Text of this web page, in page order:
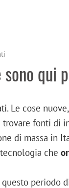
qui
Le cose
fonti di
di massa in
che
periodo